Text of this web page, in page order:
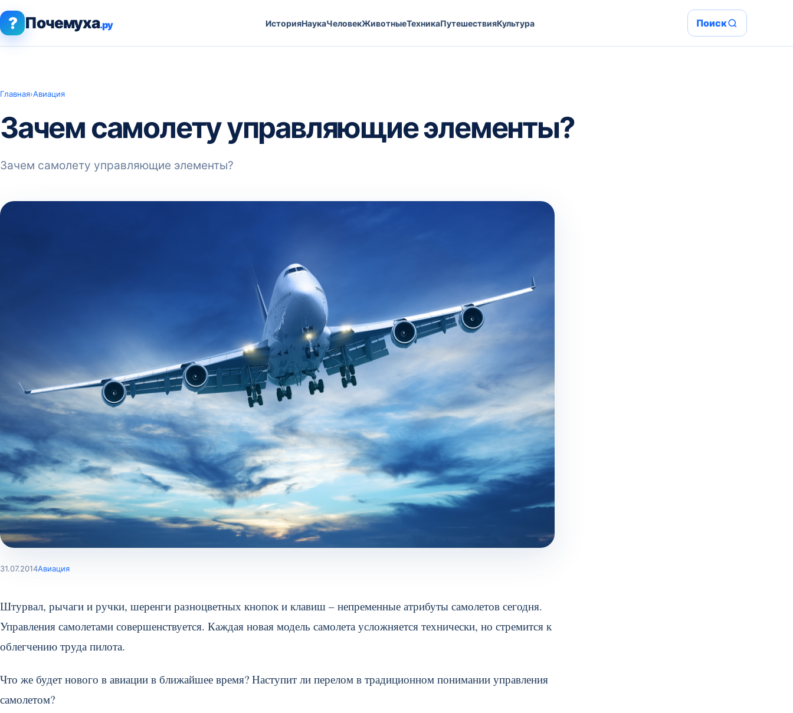
? Почемуха.ру ИсторияНаукаЧеловекЖивотныеТехникаПутешествияКультура Поиск
Главная›Авиация
Зачем самолету управляющие элементы?
Зачем самолету управляющие элементы?
31.07.2014Авиация
Штурвал, рычаги и ручки, шеренги разноцветных кнопок и клавиш – непременные атрибуты самолетов сегодня.
Управления самолетами совершенствуется. Каждая новая модель самолета усложняется технически, но стремится к
облегчению труда пилота.
Что же будет нового в авиации в ближайшее время? Наступит ли перелом в традиционном понимании управления
самолетом?